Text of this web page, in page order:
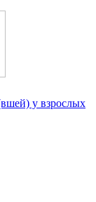
у взрослых